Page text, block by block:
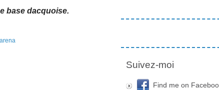
base dacquoise.
Suivez-moi
Find me on